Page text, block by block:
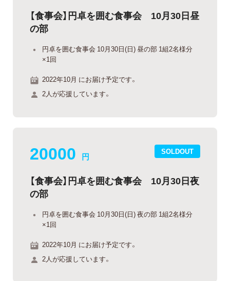
【食事会】円卓を囲む食事会 10月30日昼
の部
円卓を囲む食事会 10月30日(日) 昼の部 1組2名様分
×1回
2022年10月 にお届け予定です。
2人が応援しています。
SOLDOUT
20000 円
【食事会】円卓を囲む食事会 10月30日夜
の部
円卓を囲む食事会 10月30日(日) 夜の部 1組2名様分
×1回
2022年10月 にお届け予定です。
2人が応援しています。